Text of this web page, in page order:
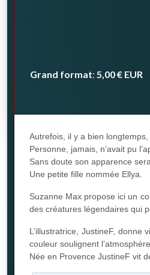
Grand format:5,00 € EUR
Autrefois, il y a bien
Personne, jamais, n’avait pu
Sans doute son apparence
Une petite fille nommée Ellya.
Suzanne Max propose ici un
des créatures légendaires qui
L’illustratrice, JustineF,
couleur soulignent
Née en Provence JustineF vit